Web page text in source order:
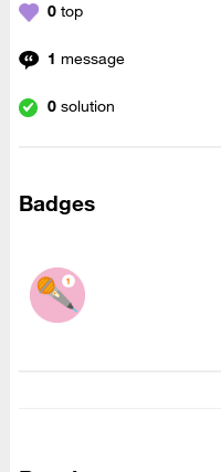
0 top
1 message
0 solution
Badges